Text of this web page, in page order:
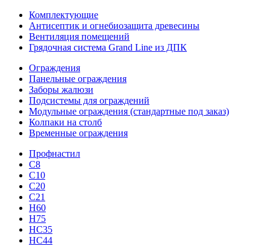
Комплектующие
Антисептик и огнебиозащита древесины
Вентиляция помещений
Грядочная система Grand Line из ДПК
Ограждения
Панельные ограждения
Заборы жалюзи
Подсистемы для ограждений
Модульные ограждения (стандартные под заказ)
Колпаки на столб
Временные ограждения
Профнастил
С8
С10
С20
С21
H60
H75
HС35
НС44